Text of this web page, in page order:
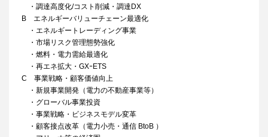
・調達高度化/コスト削減・調達DX
B エネルギーバリューチェーン最適化​
・エネルギートレーディング事業​
・市場リスク管理態勢強化​
・燃料・電力需給最適化​
・再エネ拡大・GXｰETS
C 事業戦略・顧客価値向上​
・新規事業開発（電力の不動産事業等）​
・グローバル事業投資​
・事業戦略・ビジネスモデル変革​
・顧客接点改革（電力小売・通信 BtoB ）​